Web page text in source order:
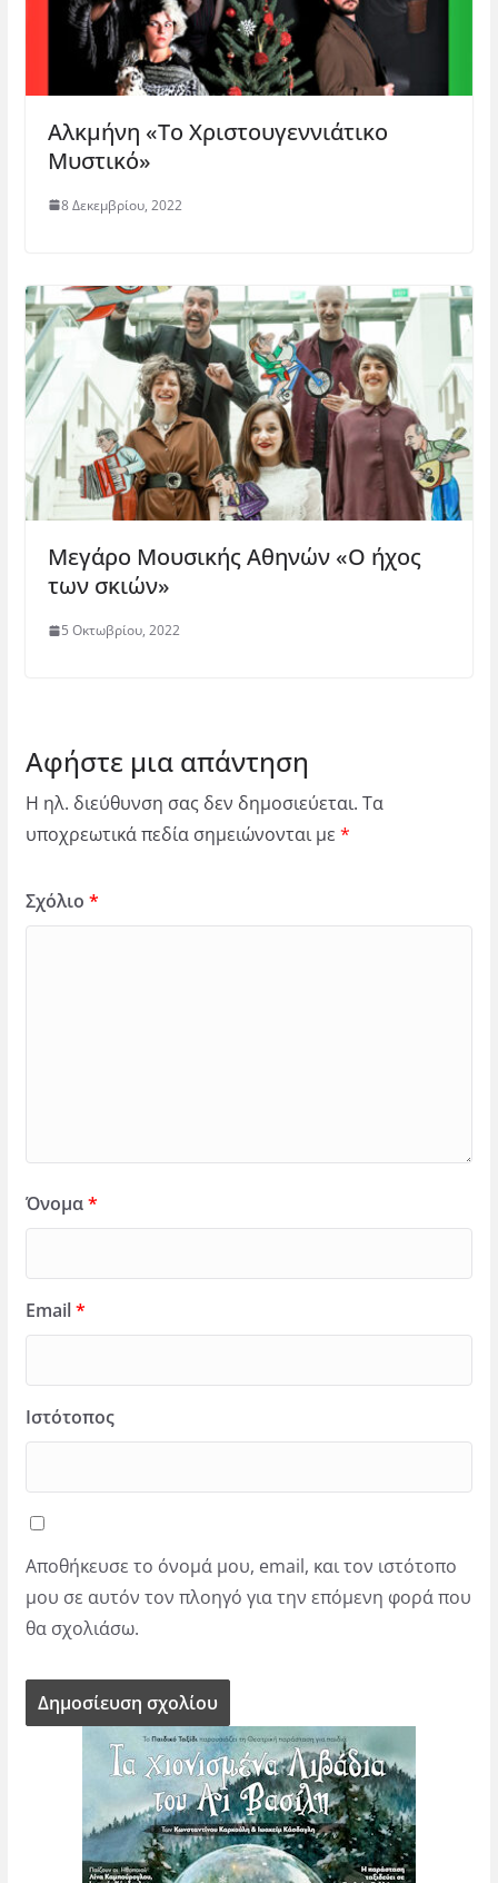
Αλκμήνη «Το Χριστουγεννιάτικο
Μυστικό»
8 Δεκεμβρίου, 2022
Μεγάρο Μουσικής Αθηνών «Ο ήχος
των σκιών»
5 Οκτωβρίου, 2022
Αφήστε μια απάντηση
Η ηλ. διεύθυνση σας δεν δημοσιεύεται. Τα
υποχρεωτικά πεδία σημειώνονται με *
Σχόλιο *
Όνομα*
Email*
Ιστότοπος
Αποθήκευσε το όνομά μου, email, και τον ιστότοπο
μου σε αυτόν τον πλοηγό για την επόμενη φορά που
θα σχολιάσω.